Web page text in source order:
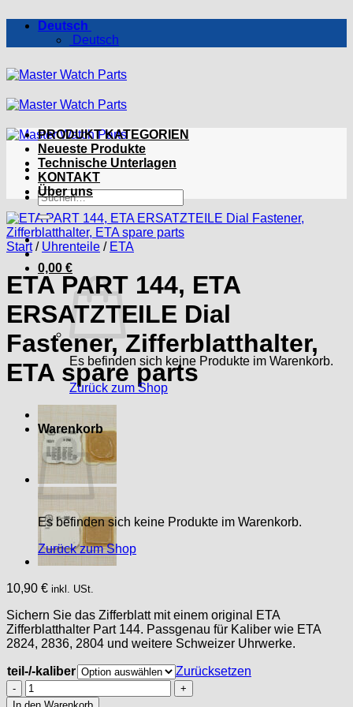
Inhalt
Deutsch
Deutsch
Suchen
nach:
0,00 €
Es befinden sich keine Produkte im Warenkorb.
Zurück zum Shop
Warenkorb
Es befinden sich keine Produkte im Warenkorb.
Zurück zum Shop
PRODUKT KATEGORIEN
Neueste Produkte
Technische Unterlagen
KONTAKT
Über uns
Start / Uhrenteile / ETA
ETA PART 144, ETA
ERSATZTEILE Dial
Fastener, Zifferblatthalter,
ETA spare parts
10,90 € inkl. USt.
Sichern Sie das Zifferblatt mit einem original ETA
Zifferblatthalter Part 144. Passgenau für Kaliber wie ETA
2824, 2836, 2804 und weitere Schweizer Uhrwerke.
teil-/-kaliber
Zurücksetzen
ETA
PART